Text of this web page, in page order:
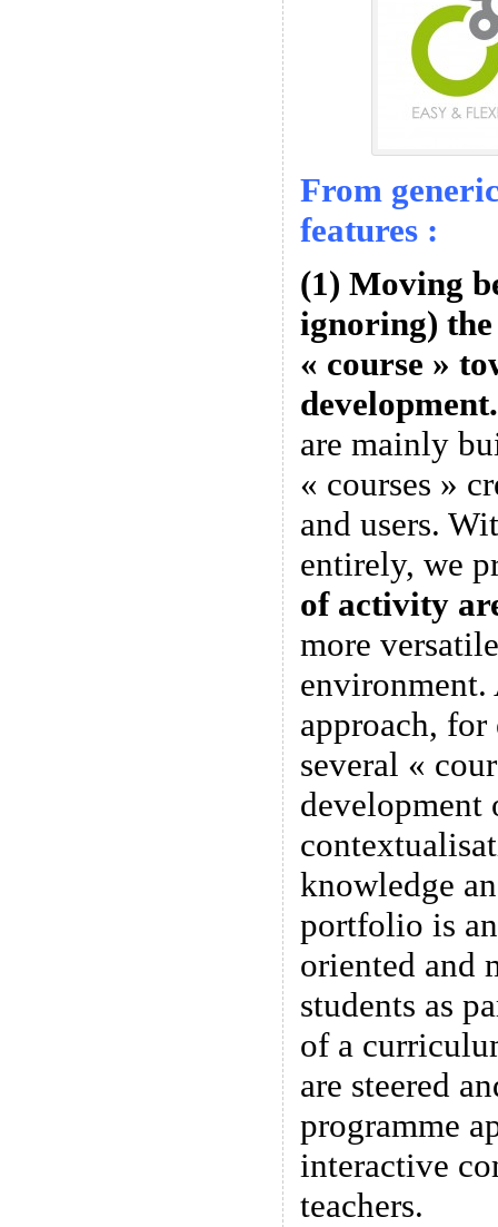
From
features :
(1) Moving
ignoring)
« course »
are mainly
« courses »
and users.
entirely, we
of activity
more
environment.
approach, for
several «
knowledge
portfolio is
oriented and
students as
of a
are steered
programme
interactive
teachers.